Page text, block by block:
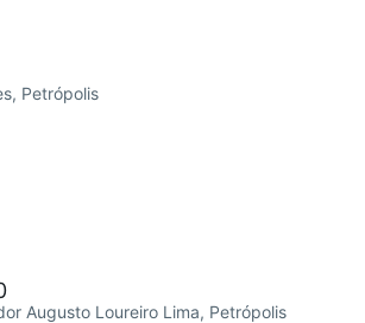
Petrópolis
Augusto Loureiro Lima, Petrópolis